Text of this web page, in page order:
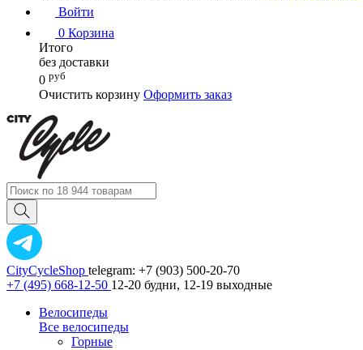
Войти
0 Корзина
Итого
без доставки
0 руб
Очистить корзину Оформить заказ
CityCycleShop telegram: +7 (903) 500-20-70
+7 (495) 668-12-50 12-20 будни, 12-19 выходные
Велосипеды
Все велосипеды
Горные